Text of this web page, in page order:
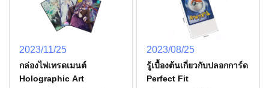
ไพ่ • เครื่องผูกบัตรการค้า ✅
เครื่องผูกบัตรระดับมืออาชีพ
สําหรับนักสะสมและนักค้า
(Board Game Sleeves) มี
หลายมิติที่ออกแบบให้กับ
มาตรฐานเกมพนันบอร์ดทั่ว
และสามารถป้องกันการบิด
และความเสียหายกล่องโปร่ง
ทําให้ด้านหน้าและด้านหลัง
ของบัตรมองเห็นได้ชัด เห
มาะสําหรับการแสดงและ
เก็บ วิธี เลือก แผ่น คาร์ด
เทรดขนาด: ให้แน่ใจว่า
สกัดและสกปรก แต่ยังเพิ่ม
ประสบการณ์การเล่นวัสดุ
และคําแนะนําการเลือกของ
กระดาษ กล่องการ์ดแบ่งออก
เป็นประเภทดังต่อไปนี้ กล่อง
การ์ดมาตรฐาน: เหมาะสําห
หลาย เหตุ ผล. ข้อ
ประโยชน์ ของ การ ใช้
กล่อง เกมส์ 1การคุ้มครอง:
เสื่อมสลาย, ความสกปรก
และความชื้น.2การจัดการที่
ดีขึ้น: การ์ดที่มีแขนจะง่าย
2023/11/25
กล่องไพ่เทรดเมนต์
Holographic Art
2023/08/25
รู้เบื้องต้นเกี่ยวกับปลอกการ์ด
Perfect Fit